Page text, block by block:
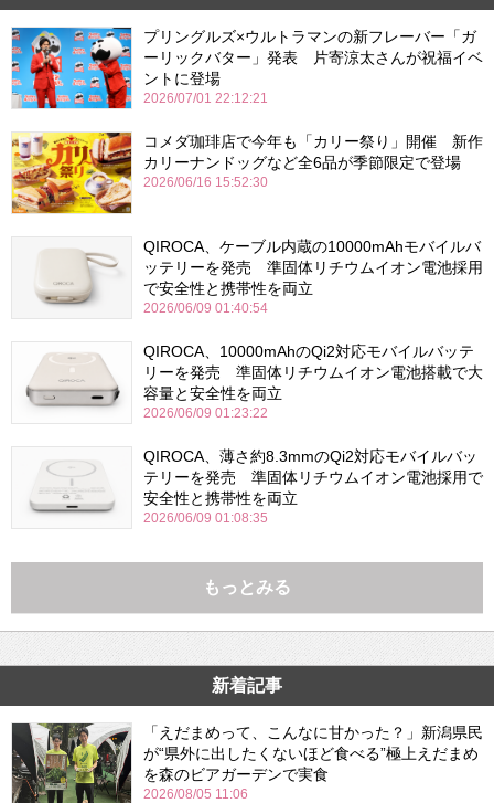
プリングルズ×ウルトラマンの新フレーバー「ガ
ーリックバター」発表 片寄涼太さんが祝福イベ
ントに登場
2026/07/01 22:12:21
コメダ珈琲店で今年も「カリー祭り」開催 新作
カリーナンドッグなど全6品が季節限定で登場
2026/06/16 15:52:30
QIROCA、ケーブル内蔵の10000mAhモバイルバ
ッテリーを発売 準固体リチウムイオン電池採用
で安全性と携帯性を両立
2026/06/09 01:40:54
QIROCA、10000mAhのQi2対応モバイルバッテ
リーを発売 準固体リチウムイオン電池搭載で大
容量と安全性を両立
2026/06/09 01:23:22
QIROCA、薄さ約8.3mmのQi2対応モバイルバッ
テリーを発売 準固体リチウムイオン電池採用で
安全性と携帯性を両立
2026/06/09 01:08:35
もっとみる
新着記事
「えだまめって、こんなに甘かった？」新潟県民
が“県外に出したくないほど食べる”極上えだまめ
を森のビアガーデンで実食
2026/08/05 11:06